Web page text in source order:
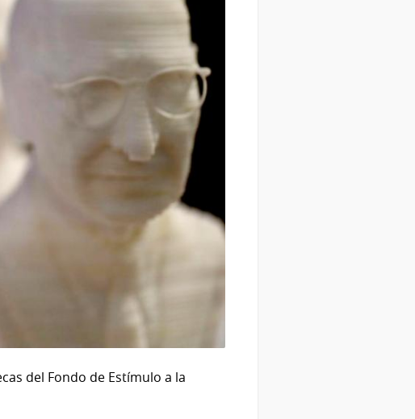
del Fondo de Estímulo a la